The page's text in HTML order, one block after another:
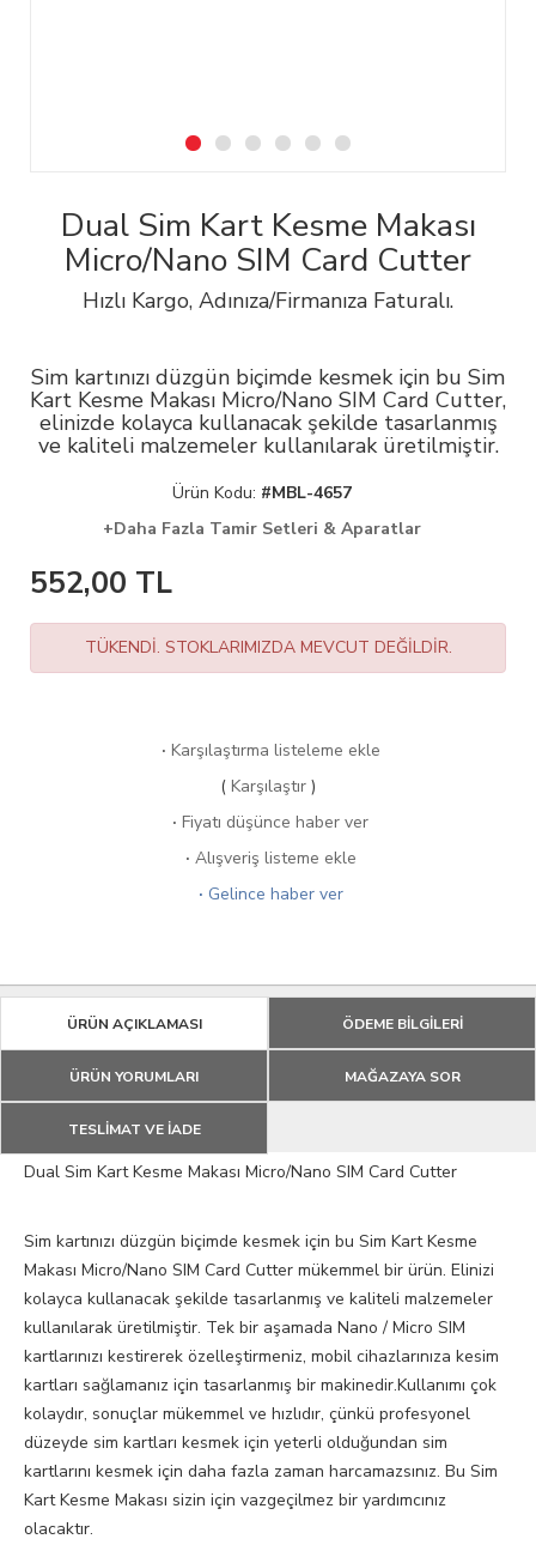
Dual Sim Kart Kesme Makası
Micro/Nano SIM Card Cutter
Hızlı Kargo, Adınıza/Firmanıza Faturalı.
Sim kartınızı düzgün biçimde kesmek için bu Sim
Kart Kesme Makası Micro/Nano SIM Card Cutter,
elinizde kolayca kullanacak şekilde tasarlanmış
ve kaliteli malzemeler kullanılarak üretilmiştir.
Ürün Kodu: #MBL-4657
+Daha Fazla Tamir Setleri & Aparatlar
552,00 TL
TÜKENDİ. STOKLARIMIZDA MEVCUT DEĞİLDİR.
· Karşılaştırma listeleme ekle
( Karşılaştır )
· Fiyatı düşünce haber ver
· Alışveriş listeme ekle
· Gelince haber ver
ÜRÜN AÇIKLAMASI ÖDEME BİLGİLERİ
ÜRÜN YORUMLARI MAĞAZAYA SOR
TESLİMAT VE İADE
Dual Sim Kart Kesme Makası Micro/Nano SIM Card Cutter
Sim kartınızı düzgün biçimde kesmek için bu Sim Kart Kesme
Makası Micro/Nano SIM Card Cutter mükemmel bir ürün. Elinizi
kolayca kullanacak şekilde tasarlanmış ve kaliteli malzemeler
kullanılarak üretilmiştir. Tek bir aşamada Nano / Micro SIM
kartlarınızı kestirerek özelleştirmeniz, mobil cihazlarınıza kesim
kartları sağlamanız için tasarlanmış bir makinedir.Kullanımı çok
kolaydır, sonuçlar mükemmel ve hızlıdır, çünkü profesyonel
düzeyde sim kartları kesmek için yeterli olduğundan sim
kartlarını kesmek için daha fazla zaman harcamazsınız. Bu Sim
Kart Kesme Makası sizin için vazgeçilmez bir yardımcınız
olacaktır.